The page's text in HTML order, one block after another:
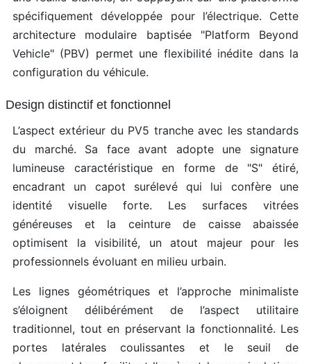
spécifiquement développée pour l’électrique. Cette
architecture modulaire baptisée "Platform Beyond
Vehicle" (PBV) permet une flexibilité inédite dans la
configuration du véhicule.
Design distinctif et fonctionnel
L’aspect extérieur du PV5 tranche avec les standards
du marché. Sa face avant adopte une signature
lumineuse caractéristique en forme de "S" étiré,
encadrant un capot surélevé qui lui confère une
identité visuelle forte. Les surfaces vitrées
généreuses et la ceinture de caisse abaissée
optimisent la visibilité, un atout majeur pour les
professionnels évoluant en milieu urbain.
Les lignes géométriques et l’approche minimaliste
s’éloignent délibérément de l’aspect utilitaire
traditionnel, tout en préservant la fonctionnalité. Les
portes latérales coulissantes et le seuil de